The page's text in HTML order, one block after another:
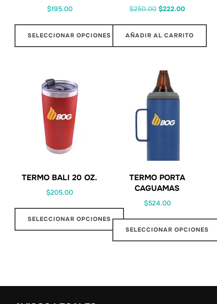
$195.00
SELECCIONAR OPCIONES
$250.00 $222.00
AÑADIR AL CARRITO
TERMO BALI 20 OZ.
$205.00
SELECCIONAR OPCIONES
TERMO PORTA
CAGUAMAS
$524.00
SELECCIONAR OPCIONES